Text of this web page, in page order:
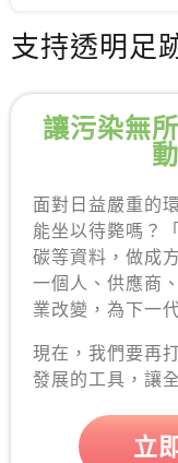
支持透明足
讓污染無
面對日益嚴重的
能坐以待斃嗎？
碳等資料，做成
一個人、供應商
業改變，為下一
現在，我們要再
發展的工具，讓
立